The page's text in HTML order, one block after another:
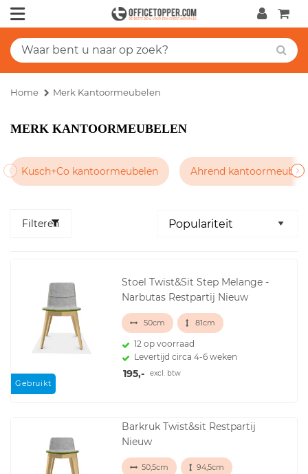
Home Merk Kantoormeubelen
MERK KANTOORMEUBELEN
Kusch+Co kantoormeubelen Ahrend
Filteren
Gebruikt
Stoel Twist&Sit Step Melange -
Narbutas Restpartij Nieuw
50cm 81cm
12 op voorraad
Levertijd circa 4-6 weken
195,- excl. btw
Barkruk Twist&sit Restpartij
Nieuw
50,5cm 94,5cm